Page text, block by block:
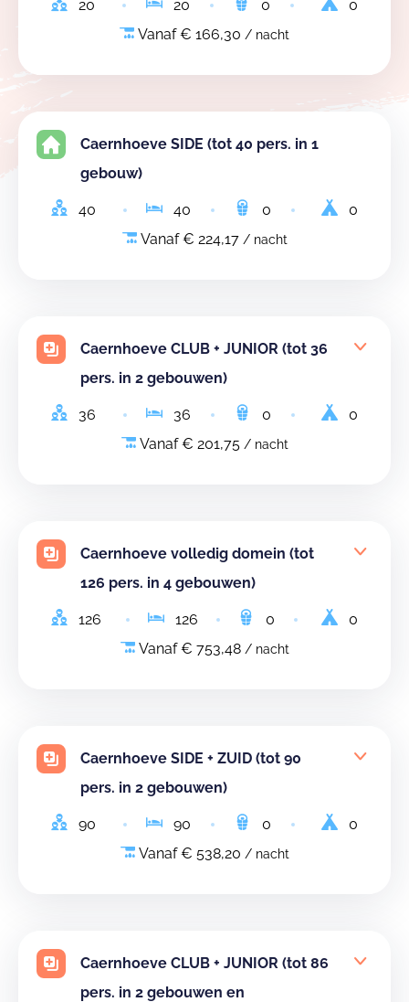
20 20 0
0
Vanaf € 166,30 / nacht
Caernhoeve SIDE (tot 40 pers. in 1
gebouw)
40 40 0
0
Vanaf € 224,17 / nacht
Caernhoeve CLUB + JUNIOR (tot 36
pers. in 2 gebouwen)
36 36 0
0
Vanaf € 201,75 / nacht
Caernhoeve volledig domein (tot
126 pers. in 4 gebouwen)
126 126 0
0
Vanaf € 753,48 / nacht
Caernhoeve SIDE + ZUID (tot 90
pers. in 2 gebouwen)
90 90 0
0
Vanaf € 538,20 / nacht
Caernhoeve CLUB + JUNIOR (tot 86
pers. in 2 gebouwen en